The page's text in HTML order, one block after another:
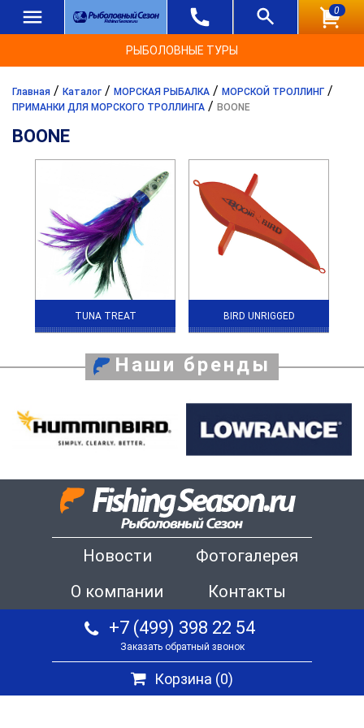
0
РЫБОЛОВНЫЕ ТУРЫ
Главная / Каталог / МОРСКАЯ РЫБАЛКА / МОРСКОЙ ТРОЛЛИНГ /
ПРИМАНКИ ДЛЯ МОРСКОГО ТРОЛЛИНГА / BOONE
BOONE
TUNA TREAT BIRD UNRIGGED
Наши бренды
Новости
Фотогалерея
О компании
Контакты
+7 (499) 398 22 54
Заказать обратный звонок
Корзина (0)